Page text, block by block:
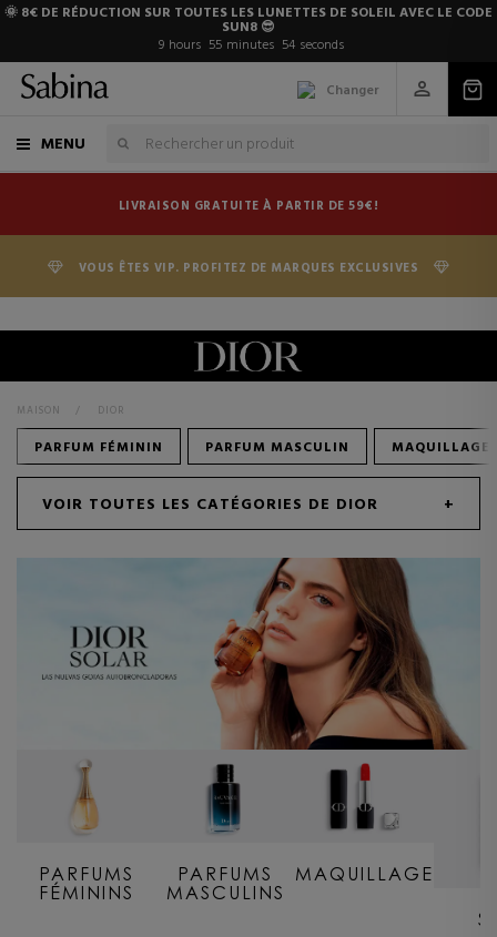
🌞 8€ DE RÉDUCTION SUR TOUTES LES LUNETTES DE SOLEIL AVEC LE CODE
SUN8 😎
9 hours 55 minutes 53 seconds
Changer
MENU
LIVRAISON GRATUITE À PARTIR DE 59€!
VOUS ÊTES VIP. PROFITEZ DE MARQUES EXCLUSIVES
MAISON > DIOR
PARFUM FÉMININ PARFUM MASCULIN MAQUILLAGE
VOIR TOUTES LES CATÉGORIES DE DIOR
PARFUMS
FÉMININS
PARFUMS
MASCULINS
MAQUILLAGE